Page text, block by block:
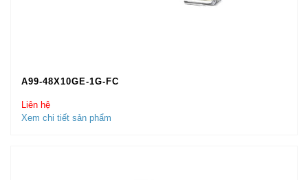
A99-48X10GE-1G-FC
Liên hệ
Xem chi tiết sản phẩm